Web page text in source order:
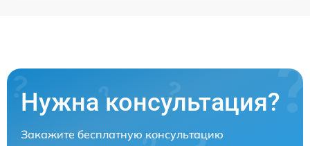
Нужна консультация?
Закажите бесплатную консультацию